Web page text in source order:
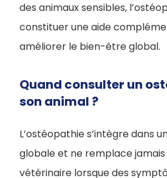
des animaux sensibles,
constituer une aide
améliorer le bien-être global.
Quand consulter un
son animal ?
L’ostéopathie s’intègre dans
globale et ne remplace
vétérinaire lorsque des